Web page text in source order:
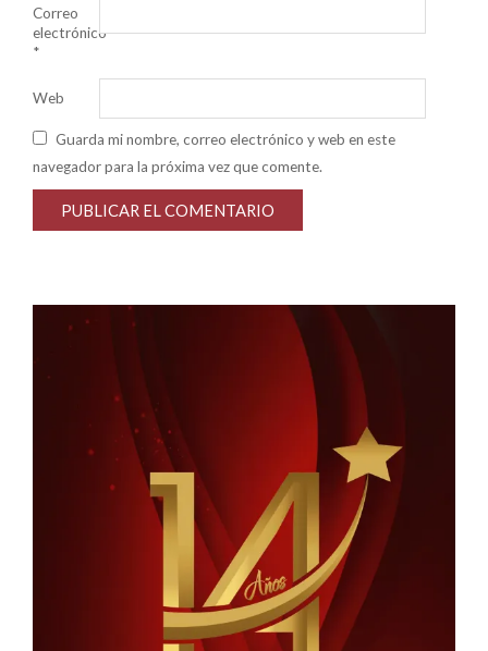
Correo
electrónico
*
Web
Guarda mi nombre, correo electrónico y web en este
navegador para la próxima vez que comente.